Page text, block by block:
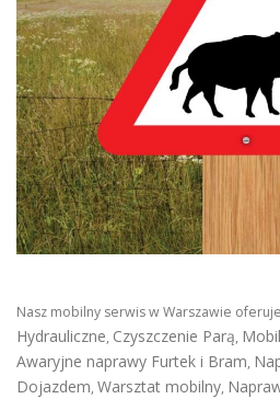
Nasz mobilny serwis w Warszawie
Hydrauliczne, Czyszczenie Parą,
Awaryjne naprawy Furtek i Bram,
Dojazdem, Warsztat mobilny,